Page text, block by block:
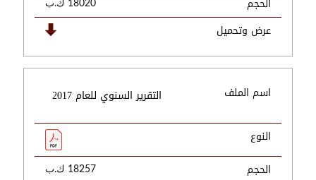
الحجم
18020 ك.ب
عرض وتحميل
اسم الملف التقرير السنوي للعام 2017
النوع
الحجم
18257 ك.ب